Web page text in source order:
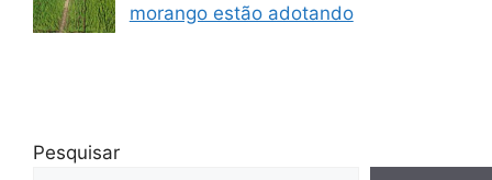
morango estão adotando
Pesquisar